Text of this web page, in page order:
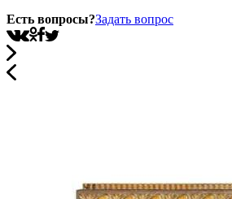
Есть вопросы?Задать вопрос